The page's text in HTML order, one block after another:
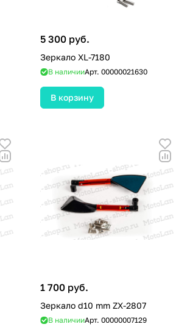
5 300 руб.
Зеркало XL-7180
В наличииАрт. 00000021630
В корзину
1 700 руб.
Зеркало d10 mm ZX-2807
В наличииАрт. 00000007129